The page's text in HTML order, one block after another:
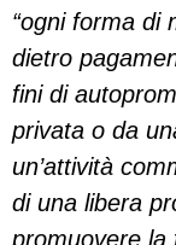
“ogni forma di
dietro
fini di
privata o da
un’attività
di una libera
promuovere la